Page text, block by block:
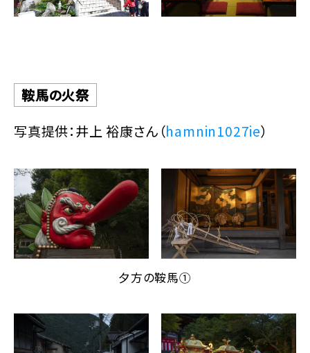
鞍馬の火祭
写真提供：井上 裕康さん（hamnin1027ie）
夕方の鞍馬①